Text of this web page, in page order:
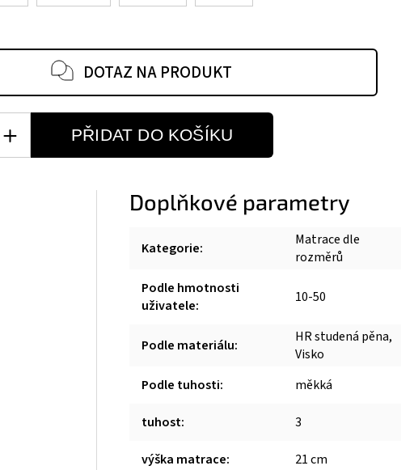
DOTAZ NA PRODUKT
PŘIDAT DO KOŠÍKU
Doplňkové parametry
Kategorie:
Matrace dle
rozměrů
Podle hmotnosti
uživatele: 10-50
Podle materiálu:
HR studená pěna,
Visko
Podle tuhosti: měkká
tuhost: 3
výška matrace: 21 cm